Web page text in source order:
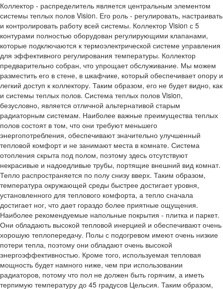
Коллектор - распределитель является центральным элементом
системы теплых полов Vision. Его роль - регулировать, настраивать
и контролировать работу всей системы. Коллектор Vision с 5
контурами полностью оборудован регулирующими клапанами,
которые подключаются к термоэлектрической системе управления
для эффективного регулирования температуры. Коллектор
предварительно собран, что упрощает обслуживание. Мы можем
разместить его в стене, в шкафчике, который обеспечивает опору и
легкий доступ к коллектору. Таким образом, его не будет видно, как
и системы теплых полов. Система теплых полов Vision,
безусловно, является отличной альтернативой старым
радиаторным системам. Наиболее важные преимущества теплых
полов состоят в том, что они требуют меньшего
энергопотребления, обеспечивают значительно улучшенный
тепловой комфорт и не занимают места в комнате. Система
отопления скрыта под полом, поэтому здесь отсутствуют
некрасивые и надоедливые трубы, портящие внешний вид комнат.
Тепло распространяется по полу снизу вверх. Таким образом,
температура окружающей среды быстрее достигает уровня,
установленного для теплового комфорта, а тепло сначала
достигает ног, что дает гораздо более приятные ощущения.
Наиболее рекомендуемые напольные покрытия - плитка и паркет.
Они обладають высокой тепловой инерцией и обеспечивают очень
хорошую теплопередачу. Полы с подогревом имеют очень низкие
потери тепла, поэтому они обладают очень высокой
энергоэффективностью. Кроме того, используемая тепловая
мощность будет намного ниже, чем при использовании
радиаторов, потому что пол не должен быть горячим, а иметь
терпимую температуру до 45 градусов Цельсия. Таким образом,